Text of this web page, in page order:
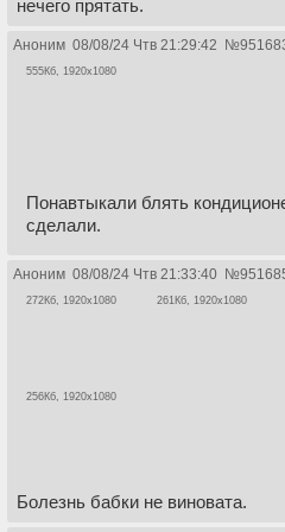
нечего прятать.
Аноним 08/08/24 Чтв 21:29:42 №
555Кб, 1920x1080
Понавтыкали блять
сделали.
Аноним 08/08/24 Чтв 21:33:40 №
272Кб, 1920x1080 261Кб, 1920x1080
256Кб, 1920x1080
Болезнь бабки не виновата.